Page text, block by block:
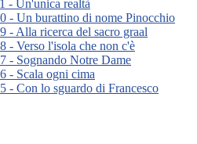
- Un'unica realtà
- Un burattino di nome Pinocchio
- Alla ricerca del sacro graal
- Verso l'isola che non c'è
- Sognando Notre Dame
- Scala ogni cima
- Con lo sguardo di Francesco